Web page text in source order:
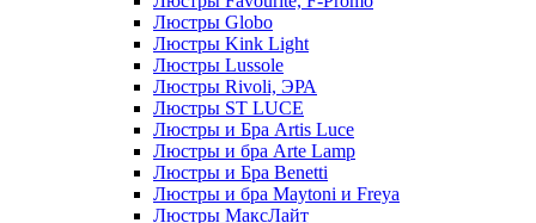
Люстры Globo
Люстры Kink Light
Люстры Lussole
Люстры Rivoli, ЭРА
Люстры ST LUCE
Люстры и Бра Artis Luce
Люстры и бра Arte Lamp
Люстры и Бра Benetti
Люстры и бра Maytoni и Freya
Люстры МаксЛайт